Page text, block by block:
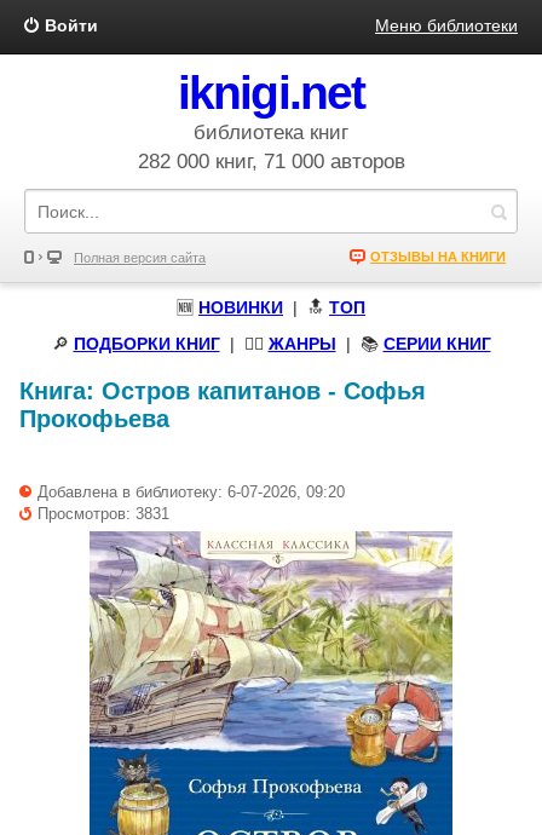
Войти Меню библиотеки
iknigi.net
библиотека книг
282 000 книг, 71 000 авторов
Полная версия сайта ОТЗЫВЫ НА КНИГИ
🆕 НОВИНКИ | 🔝 ТОП
🔎 ПОДБОРКИ КНИГ| 🧝‍♀️ ЖАНРЫ | 📚 СЕРИИ КНИГ
Книга: Остров капитанов - Софья
Прокофьева
Добавлена в библиотеку: 6-07-2026, 09:20
Просмотров: 3831